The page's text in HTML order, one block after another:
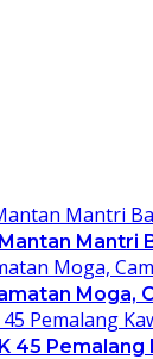
Mantri
Moga,
45